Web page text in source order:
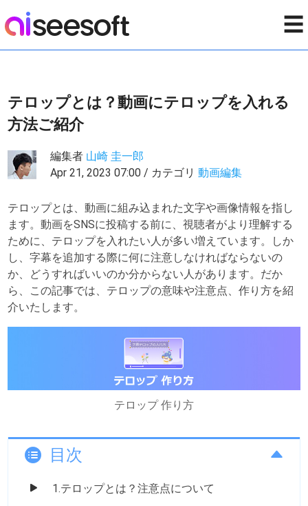
☰
テロップとは？動画にテロップを入れる
方法ご紹介
編集者 山崎 圭一郎
Apr 21, 2023 07:00 / カテゴリ動画編集
テロップとは、動画に組み込まれた文字や画像情報を指し
ます。動画をSNSに投稿する前に、視聴者がより理解する
ために、テロップを入れたい人が多い増えています。しか
し、字幕を追加する際に何に注意しなければならないの
か、どうすればいいのか分からない人があります。だか
ら、この記事では、テロップの意味や注意点、作り方を紹
介いたします。
テロップ 作り方
目次
1.テロップとは？注意点について